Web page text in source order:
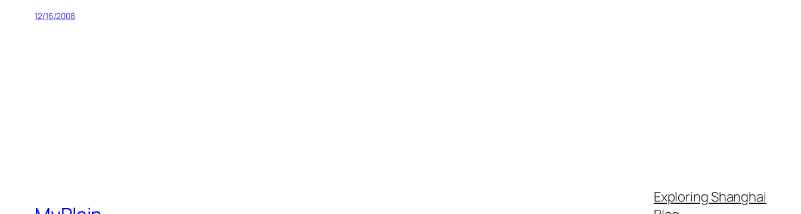
12/16/2008
Exploring Shanghai